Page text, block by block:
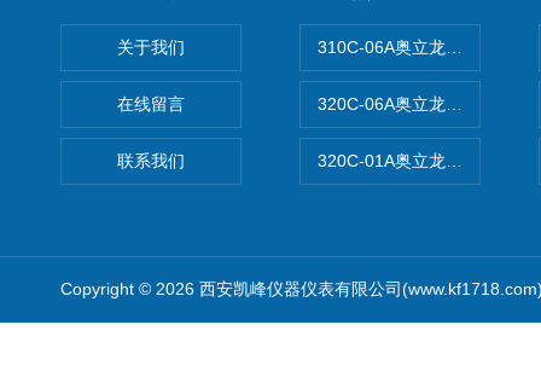
关于我们
在线留言
联系我们
310C-06A奥立龙实验室台式
320C-06A奥立龙实验室便携
320C-01A奥立龙实验室便携
Copyright © 2026 西安凯峰仪器仪表有限公司